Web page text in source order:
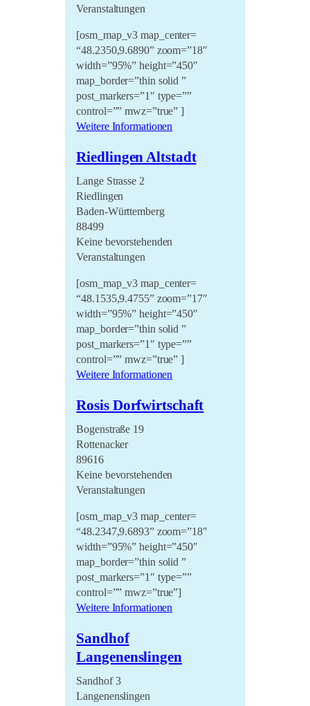
Zentrum für kulturelle
Lernende Kulturregion
Literaturtage Schloss
Überwintern 21/22
Literaturcampus U15
LiO bei Hofe 2021
Literatursommer 20/21
Im Marienland 2020
Veranstaltungen
[osm_map_v3 map_center=
“48.2350,9.6890” zoom=”18″
width=”95%” height=”450″
map_border=”thin solid ”
post_markers=”1″ type=””
control=”” mwz=”true” ]
Weitere Informationen
Riedlingen Altstadt
Lange Strasse 2
Riedlingen
Baden-Württemberg
88499
Keine bevorstehenden
Veranstaltungen
[osm_map_v3 map_center=
“48.1535,9.4755” zoom=”17″
width=”95%” height=”450″
map_border=”thin solid ”
post_markers=”1″ type=””
control=”” mwz=”true” ]
Weitere Informationen
Rosis Dorfwirtschaft
Bogenstraße 19
Rottenacker
89616
Keine bevorstehenden
Veranstaltungen
[osm_map_v3 map_center=
“48.2347,9.6893” zoom=”18″
width=”95%” height=”450″
map_border=”thin solid ”
post_markers=”1″ type=””
control=”” mwz=”true”]
Weitere Informationen
Sandhof
Langenenslingen
Sandhof 3
Langenenslingen